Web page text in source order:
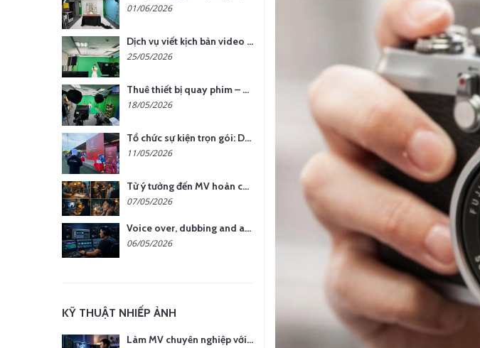
01/06/2026
Dịch vụ viết kịch bản video – Bước quan trọng quyết định thành công nội dung
25/05/2026
Thuê thiết bị quay phim – chụp ảnh: Giải pháp tối ưu chi phí cho doanh nghiệp
18/05/2026
Tổ chức sự kiện trọn gói: Doanh nghiệp được gì khi chọn đơn vị chuyên nghiệp?
11/05/2026
Từ ý tưởng đến MV hoàn chỉnh: giải pháp trọn gói tại YCN Media
07/05/2026
Voice over, dubbing and audio production services in Vietnam for global content
06/05/2026
KỸ THUẬT NHIẾP ẢNH
Làm MV chuyên nghiệp với chi phí tối ưu: nên chọn quay thực tế hay video AI?